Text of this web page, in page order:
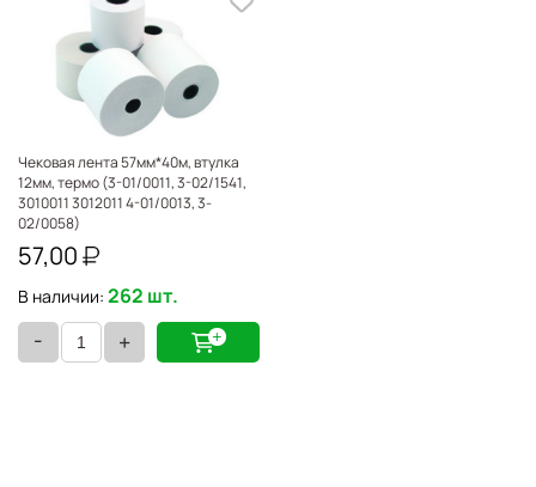
Чековая лента 57мм*40м, втулка
12мм, термо (3-01/0011, 3-02/1541,
3010011 3012011 4-01/0013, 3-
02/0058)
57,00
В наличии: 262 шт.
- +